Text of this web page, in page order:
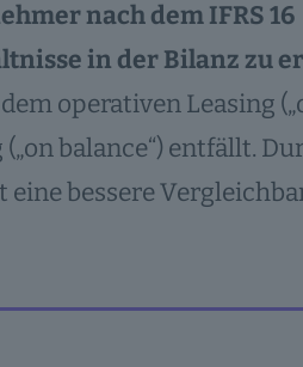
nach dem IFRS 16
in der Bilanz zu
operativen Leasing
balance“) entfällt.
eine bessere